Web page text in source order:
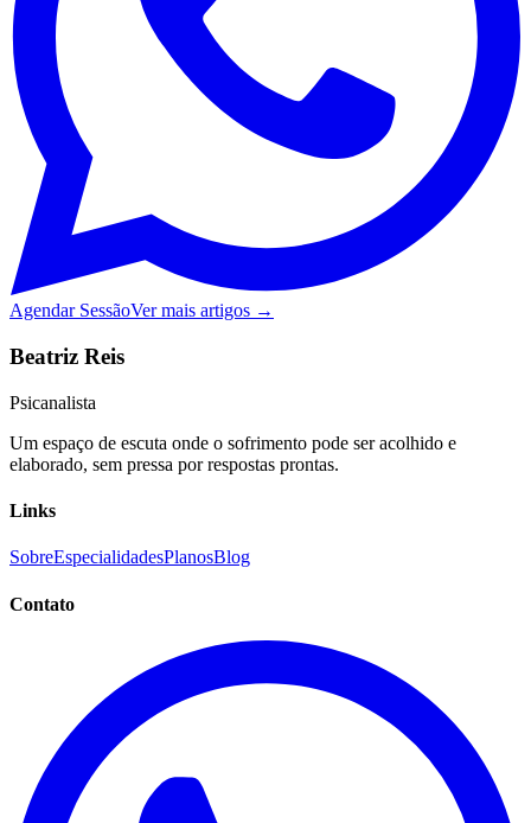
Agendar SessãoVer mais artigos →
Beatriz Reis
Psicanalista
Um espaço de escuta onde o sofrimento pode ser acolhido e
elaborado, sem pressa por respostas prontas.
Links
SobreEspecialidadesPlanosBlog
Contato